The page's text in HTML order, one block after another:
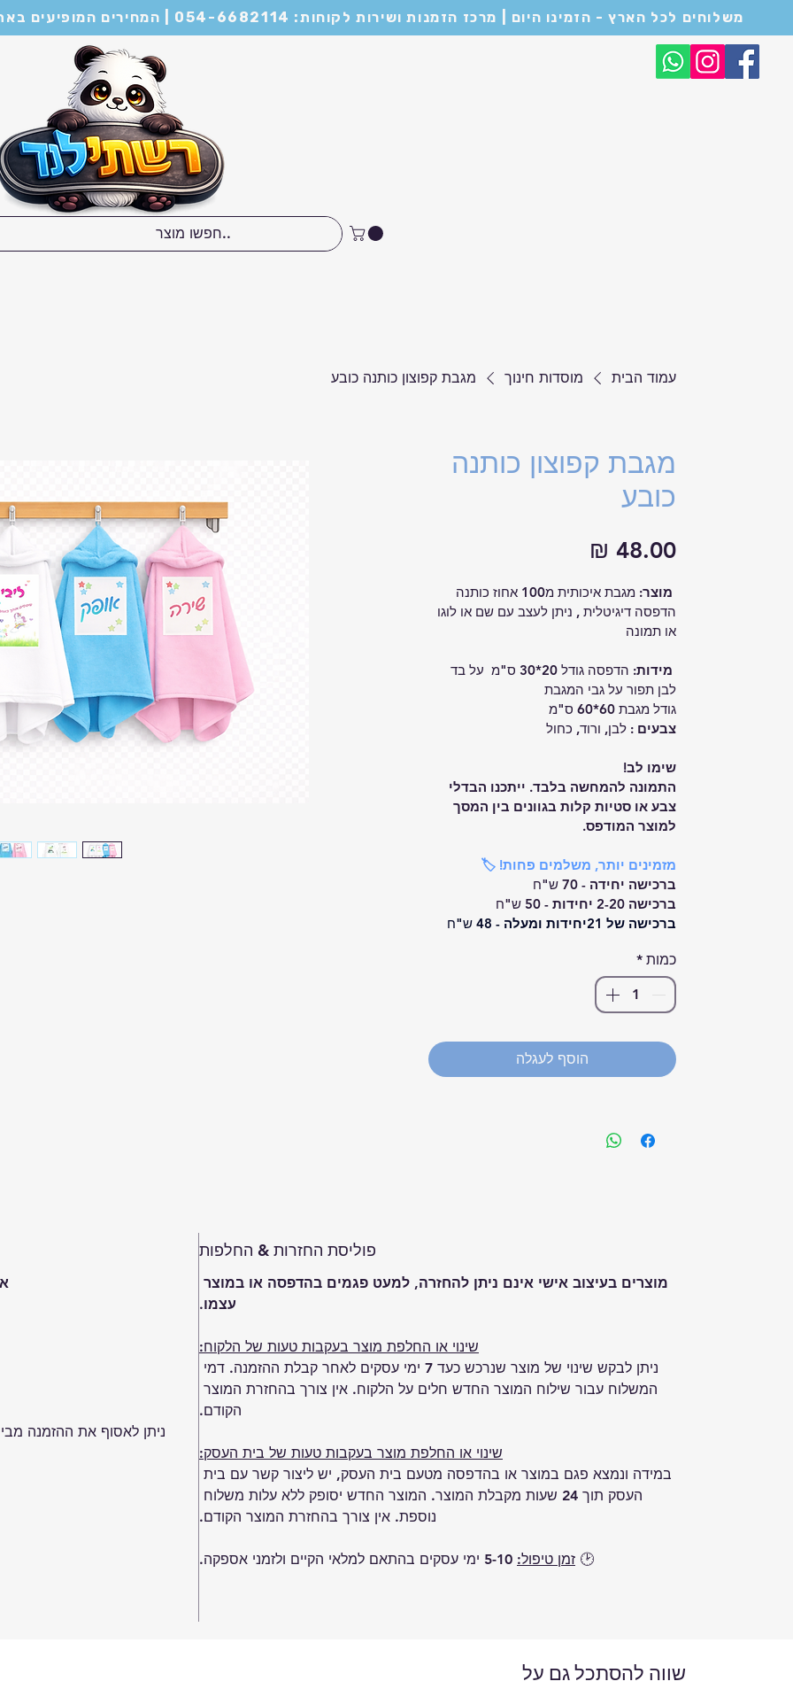
משלוחים לכל הארץ - הזמינו היום | מרכז הזמנות ושירות לקוחות: 054-6682114 | המחירים המופיעים באתר הם לכמות של מינימום 21 יחידות ומעלה
עמוד הבית מוסדות חינוך מגבת קפוצון כותנה כובע
מגבת קפוצון כותנה
כובע
מוצר: מגבת איכותית מ100 אחוז כותנה
הדפסה דיגיטלית , ניתן לעצב עם שם או לוגו
או תמונה
הדפסה גודל 20*30 ס"מ  על בד
לבן תפור על גבי המגבת
גודל מגבת 60*60 ס"מ
צבעים : לבן, ורוד, כחול
שימו לב!
התמונה להמחשה בלבד. ייתכנו הבדלי
צבע או סטיות קלות בגוונים בין המסך
למוצר המודפס.
מזמינים יותר, משלמים פחות! 🏷️
ברכישה יחידה -
ברכישה 2-20 יחידות -
50 ש"ח
ברכישה של 21יחידות ומעלה -
48 ש"ח
כמות *
הוסף לעגלה
פוליסת החזרות & החלפות
מוצרים בעיצוב אישי אינם ניתן להחזרה, למעט פגמים בהדפסה או במוצר
עצמו.
שינוי או החלפת מוצר בעקבות טעות של הלקוח:
ניתן לבקש שינוי של מוצר שנרכש כעד 7 ימי עסקים לאחר קבלת ההזמנה. דמי
המשלוח עבור שילוח המוצר החדש חלים על הלקוח. אין צורך בהחזרת המוצר
הקודם.
שינוי או החלפת מוצר בעקבות טעות של בית העסק:
במידה ונמצא פגם במוצר או בהדפסה מטעם בית העסק, יש ליצור קשר עם בית
העסק תוך 24 שעות מקבלת המוצר. המוצר החדש יסופק ללא עלות משלוח
נוספת. אין צורך בהחזרת המוצר הקודם.
🕑 זמן טיפול:
ניתן לאסוף את ההזמנה
שווה להסתכל גם על